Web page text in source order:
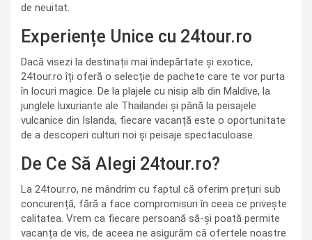
de neuitat.
Experiențe Unice cu 24tour.ro
Dacă visezi la destinații mai îndepărtate și exotice,
24tour.ro îți oferă o selecție de pachete care te vor purta
în locuri magice. De la plajele cu nisip alb din Maldive, la
junglele luxuriante ale Thailandei și până la peisajele
vulcanice din Islanda, fiecare vacanță este o oportunitate
de a descoperi culturi noi și peisaje spectaculoase.
De Ce Să Alegi 24tour.ro?
La 24tour.ro, ne mândrim cu faptul că oferim prețuri sub
concurență, fără a face compromisuri în ceea ce privește
calitatea. Vrem ca fiecare persoană să-și poată permite
vacanța de vis, de aceea ne asigurăm că ofertele noastre